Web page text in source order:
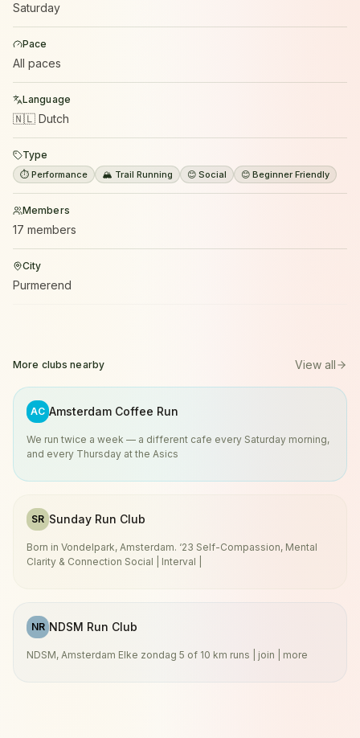
Saturday
Pace
All paces
Language
🇳🇱 Dutch
Type
⏱️ Performance 🏔️ Trail Running 😊 Social 😊 Beginner Friendly
Members
17 members
City
Purmerend
More clubs nearby View all
AC Amsterdam Coffee Run
We run twice a week — a different cafe every Saturday morning,
and every Thursday at the Asics
SR Sunday Run Club
Born in Vondelpark, Amsterdam. ‘23 Self-Compassion, Mental
Clarity & Connection Social | Interval |
NR NDSM Run Club
NDSM, Amsterdam Elke zondag 5 of 10 km runs | join | more